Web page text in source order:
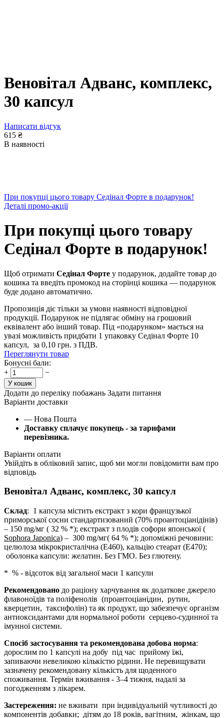
Веновітал Адванс, комплекс,
30 капсул
Написати відгук
615 ₴
В наявності
При покупці цього товару Седінал Форте в подарунок!
Деталі промо-акції
При покупці цього товару
Седінал Форте в подарунок!
Щоб отримати Седінал Форте у подарунок, додайте товар до
кошика та введіть промокод на сторінці кошика — подарунок
буде додано автоматично.
Пропозиція діє тільки за умови наявності відповідної
продукції. Подарунок не підлягає обміну на грошовий
еквівалент або інший товар. Під «подарунком» мається на
увазі можливість придбати 1 упаковку Седінал Форте 10
капсул, за 0,10 грн. з ПДВ.
Переглянути товар
Бонусні бали:
+
−
У кошик
Додати до переліку побажань Задати питання
Варіанти доставки
— Нова Пошта
Доставку сплачує покупець - за тарифами
перевізника.
Варіанти оплати
Увійдіть в обліковий запис, щоб ми могли повідомити вам про
відповідь
Веновітал Адванс, комплекс, 30 капсул
Склад: 1 капсула містить екстракт з кори французької
приморської сосни стандартизований (70% проантоціанідінів)
– 150 mg/мг ( 32 % *); екстракт з плодів софори японської (
Sophora Japonica) – 300 mg/мг( 64 % *); допоміжні речовини:
целюлоза мікрокристалічна (Е460), кальцію стеарат (Е470);
оболонка капсули: желатин. Без ГМО. Без глютену.
* % - відсоток від загальної маси 1 капсули
Рекомендовано до раціону харчування як додаткове джерело
флавоноїдів та поліфенолів (проантоціанідин, рутин,
кверцетин, таксифолін) та як продукт, що забезпечує організм
антиоксидантами для нормальної роботи серцево-судинної та
імунної системи.
Спосіб застосування та рекомендована добова норма:
дорослим по 1 капсулі на добу під час прийому їжі,
запиваючи невеликою кількістю рідини. Не перевищувати
зазначену рекомендовану кількість для щоденного
споживання. Термін вживання - 3–4 тижня, надалі за
погодженням з лікарем.
Застереження: не вживати при індивідуальній чутливості до
компонентів добавки; дітям до 18 років, вагітним, жінкам, що